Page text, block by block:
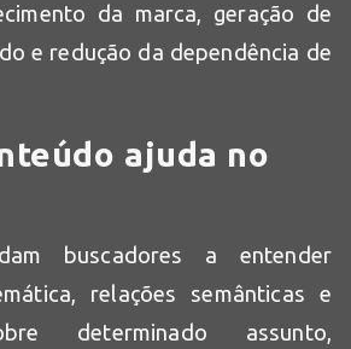
da marca, geração de
e redução da dependência de
ajuda no
buscadores a entender
relações semânticas e
determinado assunto,